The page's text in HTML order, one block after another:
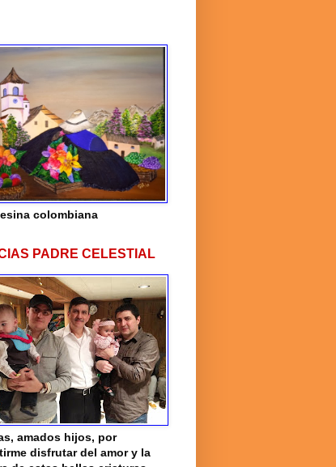
colombiana
PADRE CELESTIAL
amados hijos, por
disfrutar del amor y la